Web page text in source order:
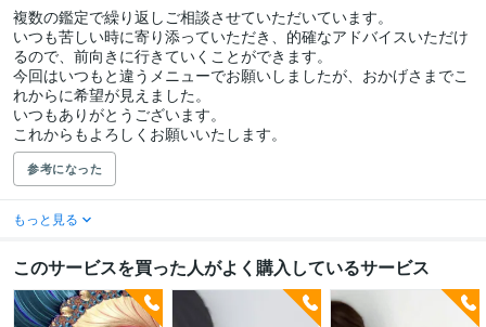
複数の鑑定で繰り返しご相談させていただいています。
いつも苦しい時に寄り添っていただき、的確なアドバイスいただけ
るので、前向きに行きていくことができます。
今回はいつもと違うメニューでお願いしましたが、おかげさまでこ
れからに希望が見えました。
いつもありがとうございます。
これからもよろしくお願いいたします。
参考になった
もっと見る
このサービスを買った人がよく購入しているサービス